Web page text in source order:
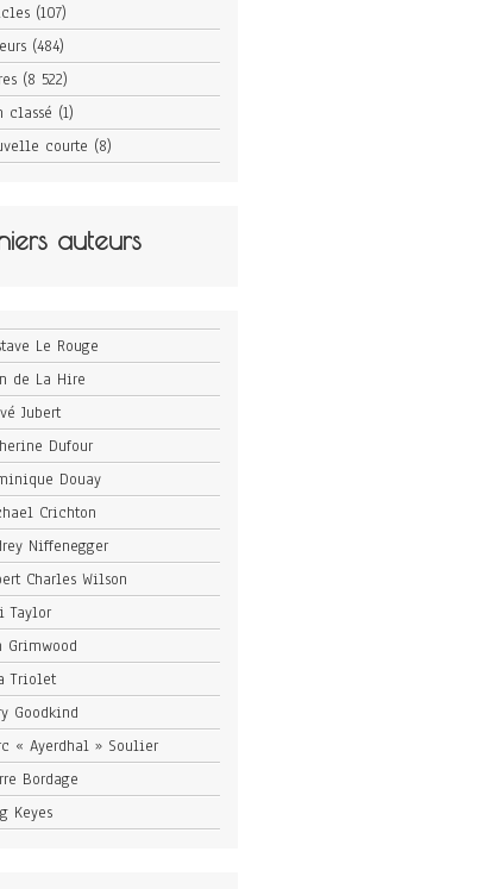
(107)
(484)
(8 522)
classé (1)
courte (8)
auteurs
Le Rouge
de La Hire
Jubert
Dufour
Douay
Crichton
Niffenegger
Charles Wilson
Taylor
Grimwood
Triolet
Goodkind
« Ayerdhal » Soulier
Bordage
Keyes